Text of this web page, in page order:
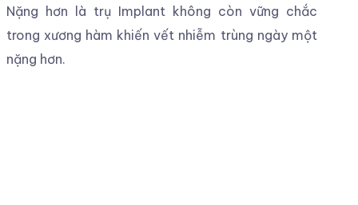
Nặng hơn là trụ Implant không còn vững chắc
trong xương hàm khiến vết nhiễm trùng ngày một
nặng hơn.